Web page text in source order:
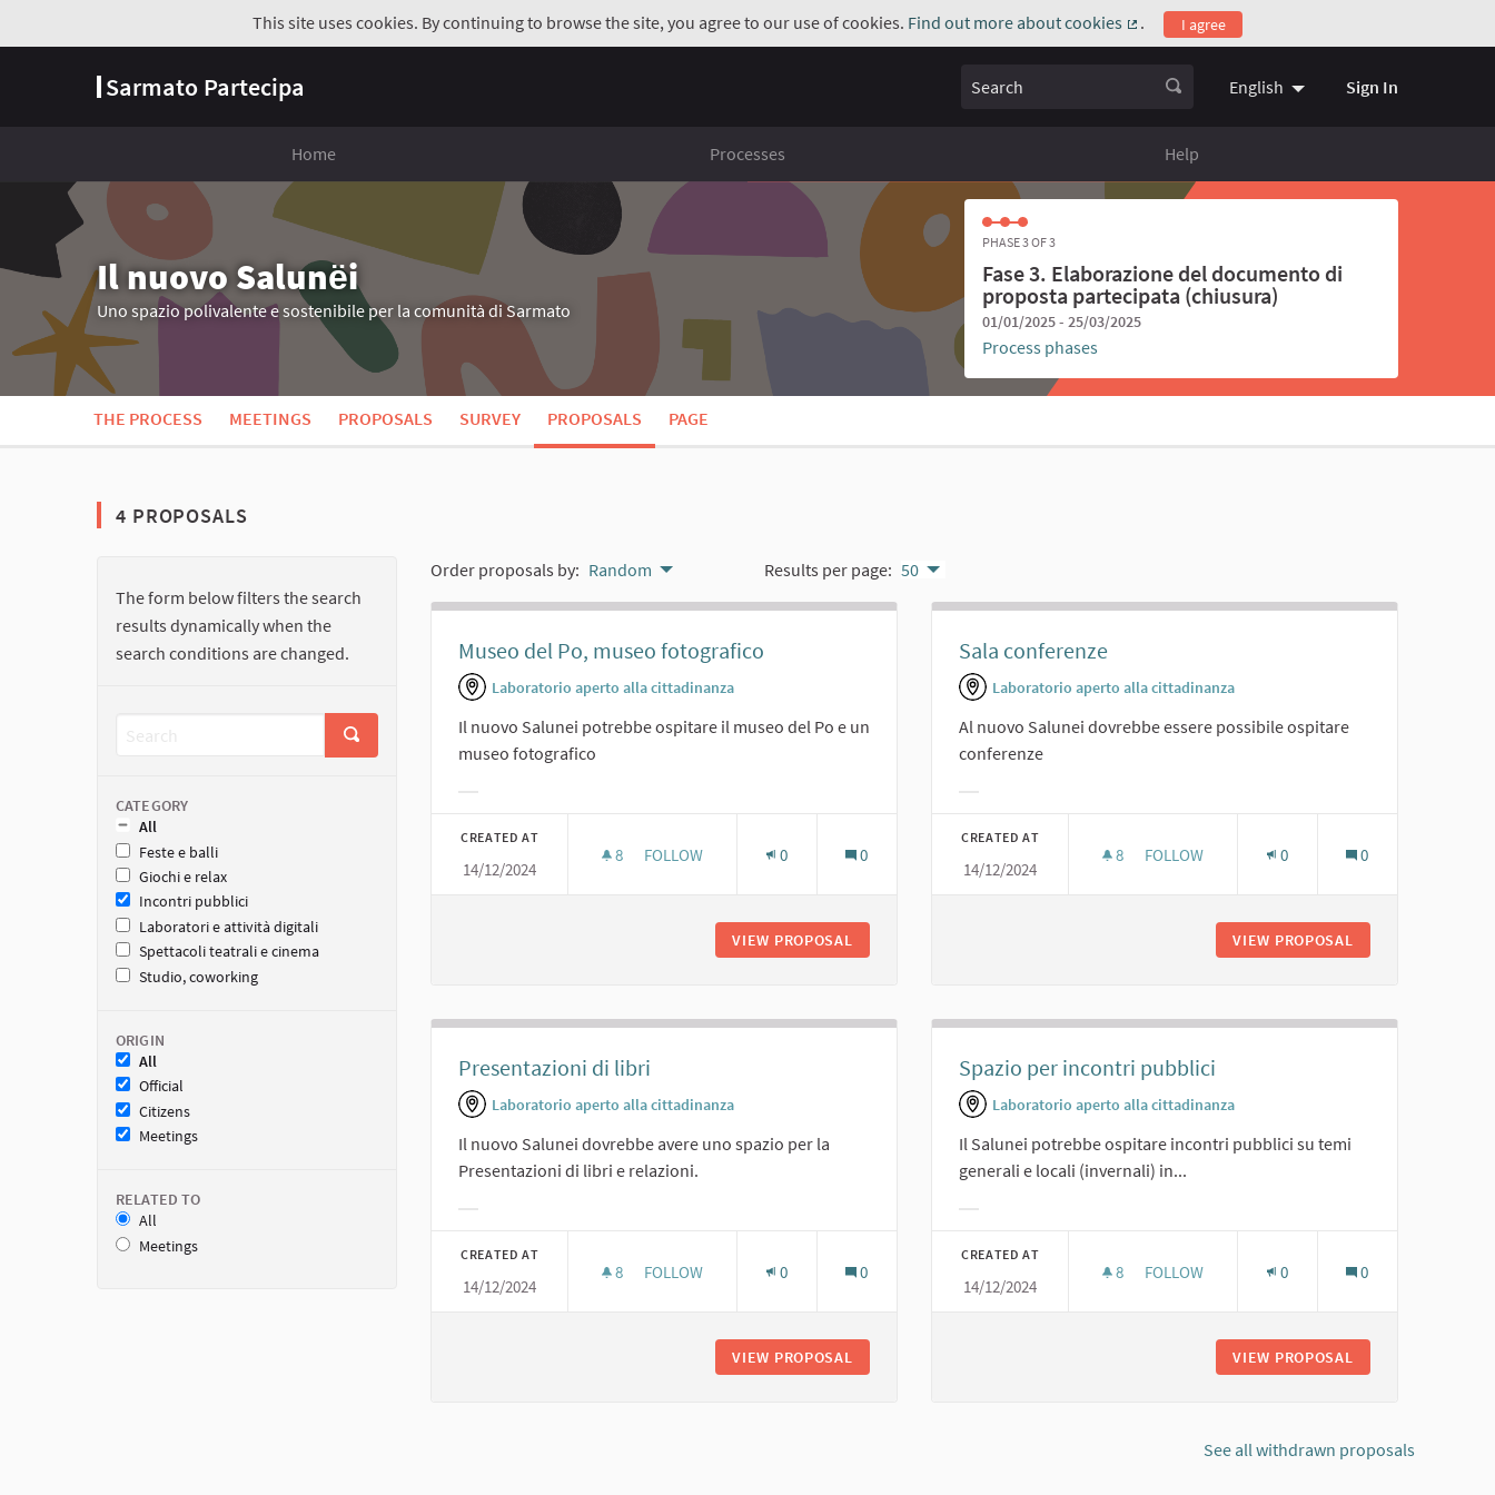
This site uses cookies. By continuing to browse the site, you agree to our use of cookies. Find out more about cookies
(External link)
. I agree
Sarmato Partecipa Search English Choose language
Sign In
Home Processes Help
Il nuovo Salunёi
Uno spazio polivalente e sostenibile per la comunità di Sarmato
PHASE 3 OF 3
Fase 3. Elaborazione del documento di
proposta partecipata (chiusura)
01/01/2025 - 25/03/2025
Process phases
THE PROCESS MEETINGS PROPOSALS SURVEY PROPOSALS PAGE
4 PROPOSALS
The form below filters the search
results dynamically when the
search conditions are changed.
CATEGORY
All
Feste e balli
Giochi e relax
Incontri pubblici
Laboratori e attività digitali
Spettacoli teatrali e cinema
Studio, coworking
ORIGIN
All
Official
Citizens
Meetings
RELATED TO
All
Meetings
Order proposals by: Random Results per page: 50
Museo del Po, museo fotografico
Laboratorio aperto alla cittadinanza
Il nuovo Salunei potrebbe ospitare il museo del Po e un
museo fotografico
CREATED AT
14/12/2024
8 8 FOLLOWERS
FOLLOW 0 0
VIEW PROPOSAL
Sala conferenze
Laboratorio aperto alla cittadinanza
Al nuovo Salunei dovrebbe essere possibile ospitare
conferenze
CREATED AT
14/12/2024
8 8 FOLLOWERS
FOLLOW 0 0
VIEW PROPOSAL
Presentazioni di libri
Laboratorio aperto alla cittadinanza
Il nuovo Salunei dovrebbe avere uno spazio per la
Presentazioni di libri e relazioni.
CREATED AT
14/12/2024
8 8 FOLLOWERS
FOLLOW 0 0
VIEW PROPOSAL
Spazio per incontri pubblici
Laboratorio aperto alla cittadinanza
Il Salunei potrebbe ospitare incontri pubblici su temi
generali e locali (invernali) in...
CREATED AT
14/12/2024
8 8 FOLLOWERS
FOLLOW 0 0
VIEW PROPOSAL
See all withdrawn proposals